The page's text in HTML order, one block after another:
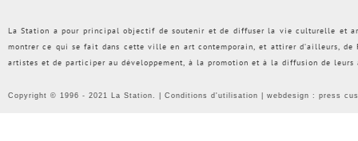
La Station a pour principal objectif de soutenir et de diffuser la vie culturelle et
montrer ce qui se fait dans cette ville en art contemporain, et attirer d’ailleurs, de
artistes et de participer au développement, à la promotion et à la diffusion de
Copyright © 1996 - 2021 La Station. | Conditions d'utilisation | webdesign : press